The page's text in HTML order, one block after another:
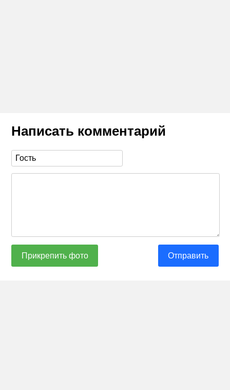
Написать комментарий
Прикрепить фото Отправить